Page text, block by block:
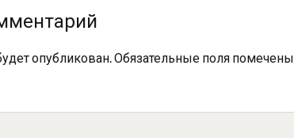
опубликован. Обязательные поля помечены